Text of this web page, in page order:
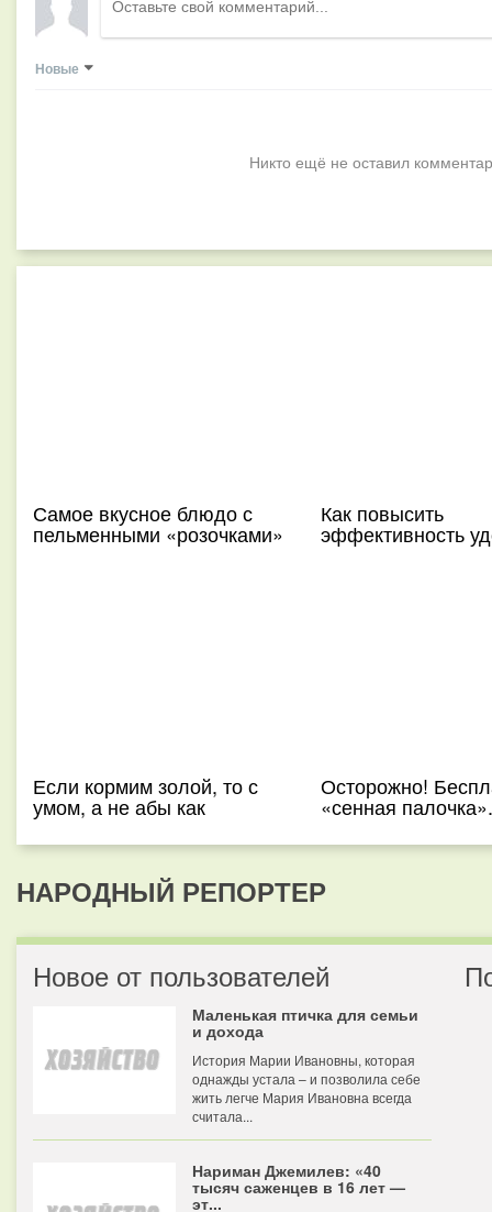
Новые
Никто ещё не оставил
Самое вкусное блюдо с
пельменными «розочками»
Как повысить
эффективность
Если кормим золой, то с
умом, а не абы как
Осторожно!
«сенная
НАРОДНЫЙ РЕПОРТЕР
Новое от пользователей
Маленькая птичка для семьи
и дохода
История Марии Ивановны, которая
однажды устала – и позволила себе
жить легче Мария Ивановна всегда
считала...
Нариман Джемилев: «40
тысяч саженцев в 16 лет —
эт...